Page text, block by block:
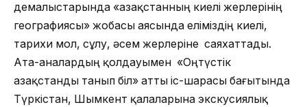
демалыстарында «Қазақстанның киелі жерлерінің
географиясы» жобасы аясында еліміздің киелі,
тарихи мол, сұлу, әсем жерлеріне саяхаттады.
Ата-аналардың қолдауымен «Оңтүстік
Қазақстанды танып біл» атты іс-шарасы бағытында
Түркістан, Шымкент қалаларына экскусиялық